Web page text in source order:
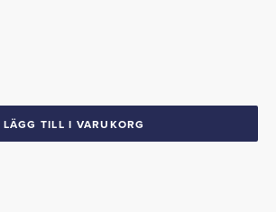
LÄGG TILL I VARUKORG